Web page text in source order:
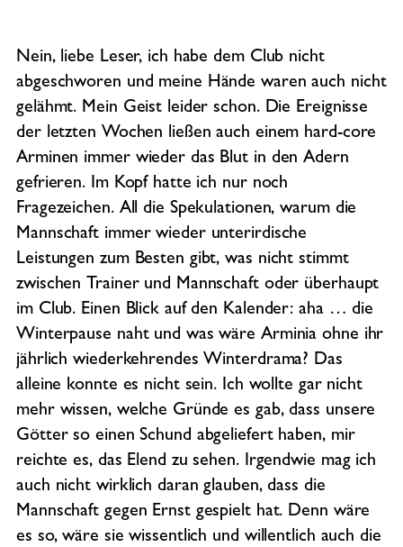
Nein, liebe Leser, ich habe dem Club nicht
abgeschworen und meine Hände waren auch nicht
gelähmt. Mein Geist leider schon. Die Ereignisse
der letzten Wochen ließen auch einem hard-core
Arminen immer wieder das Blut in den Adern
gefrieren. Im Kopf hatte ich nur noch
Fragezeichen. All die Spekulationen, warum die
Mannschaft immer wieder unterirdische
Leistungen zum Besten gibt, was nicht stimmt
zwischen Trainer und Mannschaft oder überhaupt
im Club. Einen Blick auf den Kalender: aha … die
Winterpause naht und was wäre Arminia ohne ihr
jährlich wiederkehrendes Winterdrama? Das
alleine konnte es nicht sein. Ich wollte gar nicht
mehr wissen, welche Gründe es gab, dass unsere
Götter so einen Schund abgeliefert haben, mir
reichte es, das Elend zu sehen. Irgendwie mag ich
auch nicht wirklich daran glauben, dass die
Mannschaft gegen Ernst gespielt hat. Denn wäre
es so, wäre sie wissentlich und willentlich auch die